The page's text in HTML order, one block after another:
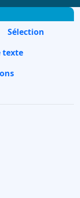
Sélection
texte